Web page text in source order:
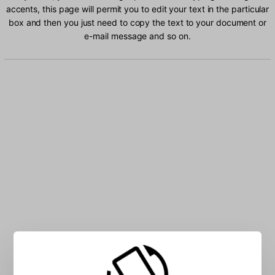
accents, this page will permit you to edit your text in the particular
box and then you just need to copy the text to your document or
e-mail message and so on.
Type Norwegian characters into the box: